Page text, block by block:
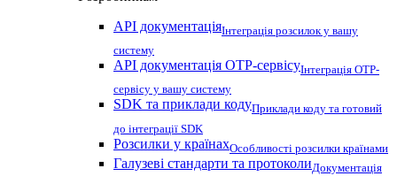
API документаціяІнтеграція розсилок у вашу
систему
API документація OTP-сервісуІнтеграція OTP-
сервісу у вашу систему
SDK та приклади кодуПриклади коду та готовий
до інтеграції SDK
Розсилки у країнахОсобливості розсилки країнами
Галузеві стандарти та протоколиДокументація